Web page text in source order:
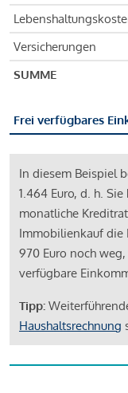
Versicherungen
SUMME
Frei verfügbares
In diesem Beispiel
1.464 Euro, d. h.
monatliche
Immobilienkauf die
970 Euro noch
verfügbare
Tipp:
Haushaltsrechnung